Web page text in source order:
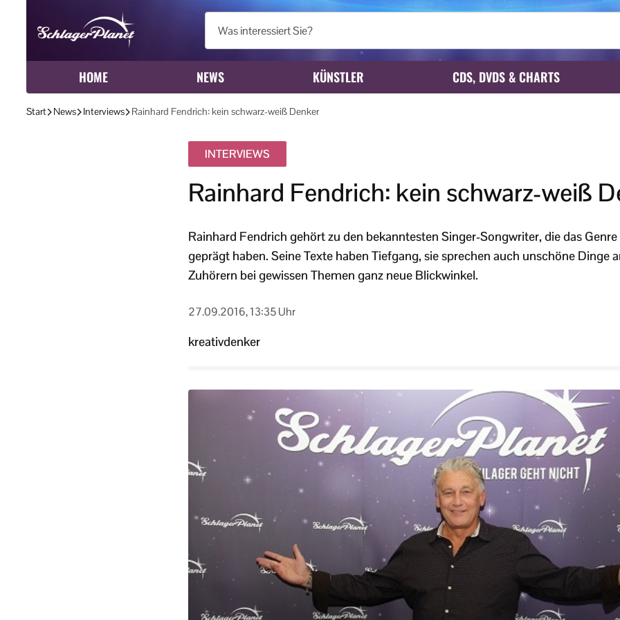
HOME NEWS KÜNSTLER CDS, DVDS & CHARTS
Start News Interviews Rainhard Fendrich: kein schwarz-weiß Denker
INTERVIEWS
Rainhard Fendrich: kein schwarz-weiß
Rainhard Fendrich gehört zu den bekanntesten Singer-Songwriter, die das
geprägt haben. Seine Texte haben Tiefgang, sie sprechen auch unschöne Dinge
Zuhörern bei gewissen Themen ganz neue Blickwinkel.
27.09.2016, 13:35 Uhr
kreativdenker